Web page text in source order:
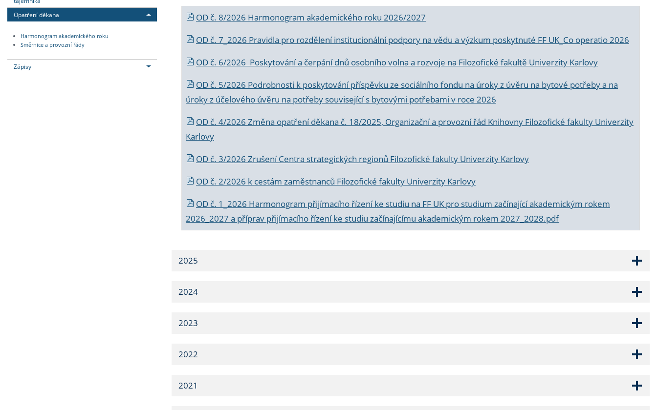
Opatření děkana
Harmonogram akademického roku
Směrnice a provozní řády
Zápisy
OD č. 8/2026 Harmonogram akademického roku 2026/2027
OD č. 7_2026 Pravidla pro rozdělení institucionální podpory na vědu a výzkum poskytnuté FF UK_Co operatio 2026
OD č. 6/2026 Poskytování a čerpání dnů osobního volna a rozvoje na Filozofické fakultě Univerzity Karlovy
OD č. 5/2026 Podrobnosti k poskytování příspěvku ze sociálního fondu na úroky z úvěru na bytové potřeby a na
úroky z účelového úvěru na potřeby související s bytovými potřebami v roce 2026
OD č. 4/2026 Změna opatření děkana č. 18/2025, Organizační a provozní řád Knihovny Filozofické fakulty Univerzity
Karlovy
OD č. 3/2026 Zrušení Centra strategických regionů Filozofické fakulty Univerzity Karlovy
OD č. 2/2026 k cestám zaměstnanců Filozofické fakulty Univerzity Karlovy
OD č. 1_2026 Harmonogram přijímacího řízení ke studiu na FF UK pro studium začínající akademickým rokem
2026_2027 a příprav přijímacího řízení ke studiu začínajícímu akademickým rokem 2027_2028.pdf
2025
2024
2023
2022
2021